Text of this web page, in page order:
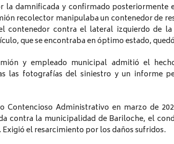
la damnificada y confirmado posteriormente
recolector manipulaba un contenedor de
contenedor contra el lateral izquierdo de
que se encontraba en óptimo estado,
y empleado municipal admitió el
las fotografías del siniestro y un informe
Contencioso Administrativo en marzo de
contra la municipalidad de Bariloche, el
Exigió el resarcimiento por los daños sufridos.